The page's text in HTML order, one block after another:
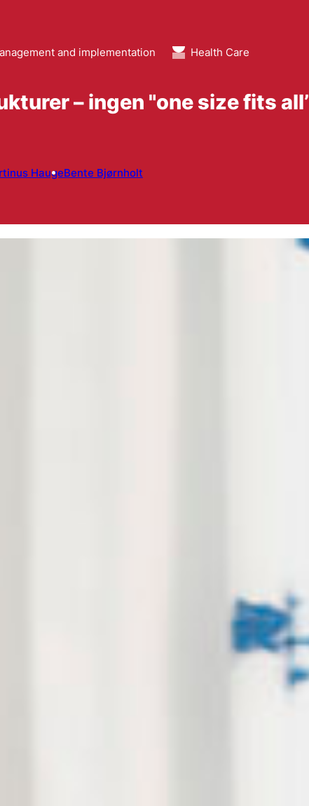
and implementation Health Care
– ingen "one size fits all’
HaugeBente Bjørnholt